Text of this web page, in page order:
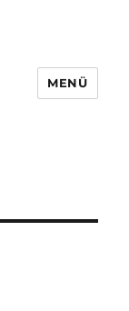
MENÜ